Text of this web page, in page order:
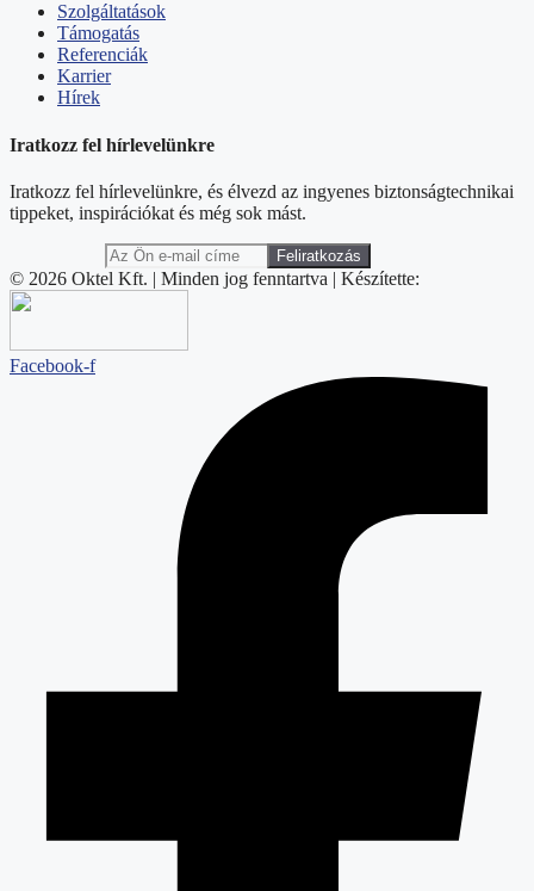
Szolgáltatások
Támogatás
Referenciák
Karrier
Hírek
Iratkozz fel hírlevelünkre
Iratkozz fel hírlevelünkre, és élvezd az ingyenes biztonságtechnikai
tippeket, inspirációkat és még sok mást.
© 2026 Oktel Kft. | Minden jog fenntartva | Készítette:
Facebook-f